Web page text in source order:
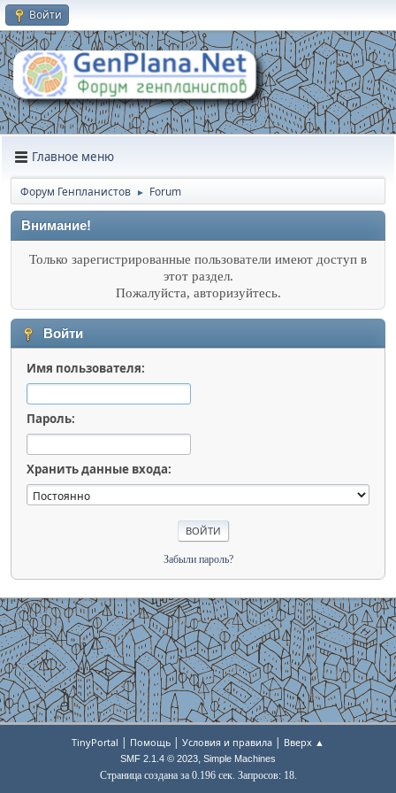
Войти
Главное меню
Форум Генпланистов ► Forum
Внимание!
Только зарегистрированные пользователи имеют доступ в
этот раздел.
Пожалуйста, авторизуйтесь.
Войти
Имя пользователя:
Пароль:
Хранить данные входа:
Забыли пароль?
TinyPortal | Помощь | Условия и правила | Вверх ▲
SMF 2.1.4 © 2023, Simple Machines
Страница создана за 0.196 сек. Запросов: 18.